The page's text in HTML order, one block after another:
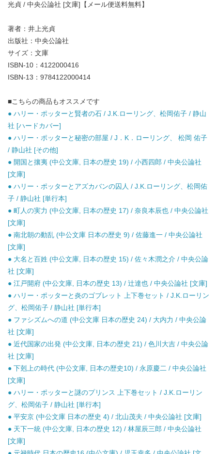
光貞 / 中央公論社 [文庫]【メール便送料無料】
著者：井上光貞
出版社：中央公論社
サイズ：文庫
ISBN-10：4122000416
ISBN-13：9784122000414
■こちらの商品もオススメです
● ハリー・ポッターと賢者の石 / J.K.ローリング、松岡佑子 / 静山
社 [ハードカバー]
● ハリー・ポッターと秘密の部屋 / J．K．ローリング、 松岡 佑子
/ 静山社 [その他]
● 開国と攘夷 (中公文庫, 日本の歴史 19) / 小西四郎 / 中央公論社
[文庫]
● ハリー・ポッターとアズカバンの囚人 / J.K.ローリング、松岡佑
子 / 静山社 [単行本]
● 町人の実力 (中公文庫, 日本の歴史 17) / 奈良本辰也 / 中央公論社
[文庫]
● 南北朝の動乱 (中公文庫 日本の歴史 9) / 佐藤進一 / 中央公論社
[文庫]
● 大名と百姓 (中公文庫, 日本の歴史 15) / 佐々木潤之介 / 中央公論
社 [文庫]
● 江戸開府 (中公文庫, 日本の歴史 13) / 辻達也 / 中央公論社 [文庫]
● ハリー・ポッターと炎のゴブレット 上下巻セット / J.K.ローリン
グ、松岡佑子 / 静山社 [単行本]
● ファシズムへの道 (中公文庫 日本の歴史 24) / 大内力 / 中央公論
社 [文庫]
● 近代国家の出発 (中公文庫, 日本の歴史 21) / 色川大吉 / 中央公論
社 [文庫]
● 下剋上の時代 (中公文庫, 日本の歴史10) / 永原慶二 / 中央公論社
[文庫]
● ハリー・ポッターと謎のプリンス 上下巻セット / J.K.ローリン
グ、松岡佑子 / 静山社 [単行本]
● 平安京 (中公文庫 日本の歴史 4) / 北山茂夫 / 中央公論社 [文庫]
● 天下一統 (中公文庫, 日本の歴史 12) / 林屋辰三郎 / 中央公論社
[文庫]